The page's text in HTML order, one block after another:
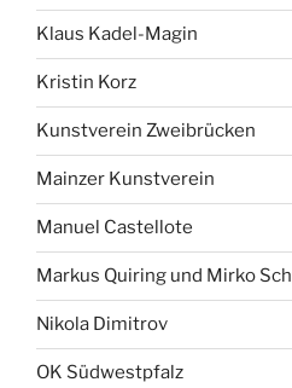
Klaus Kadel-Magin
Kristin Korz
Kunstverein Zweibrücken
Mainzer Kunstverein
Manuel Castellote
Markus Quiring und Mirko
Nikola Dimitrov
OK Südwestpfalz